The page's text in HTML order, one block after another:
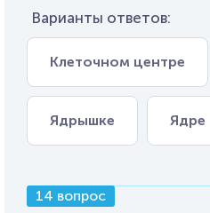
Варианты ответов:
Клеточном центре
Ядрышке Ядре
14 вопрос